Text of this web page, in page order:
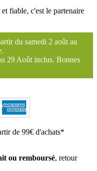
fiable, c'est le partenaire
du samedi 2 août au
29 Août inclus. Bonnes
de 99€ d'achats*
ou remboursé, retour